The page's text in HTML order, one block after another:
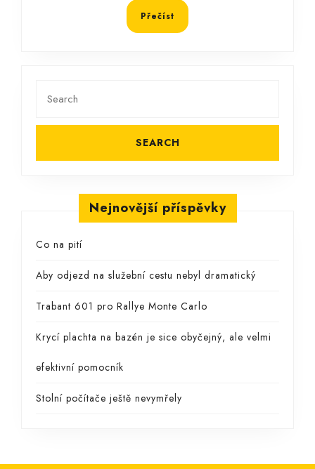
Přečíst Přečíst
for:
Nejnovější příspěvky
Co na pití
Aby odjezd na služební cestu nebyl dramatický
Trabant 601 pro Rallye Monte Carlo
Krycí plachta na bazén je sice obyčejný, ale velmi
efektivní pomocník
Stolní počítače ještě nevymřely